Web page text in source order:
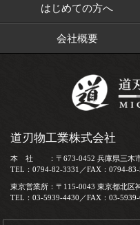
はじめての方へ
会社概要
道刃物工業株式会社
本 社 ：〒673-0452 兵庫県三木市
TEL：0794-82-3331／FAX：0794-
東京営業所：〒115-0043 東京都北区
TEL：03-5939-4430／FAX：03-5939-